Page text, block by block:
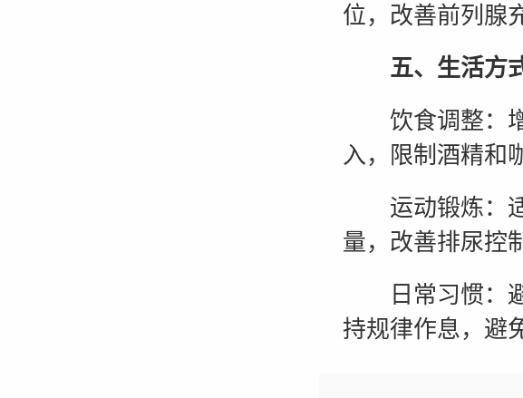
位，改善前列腺
五、生活方
饮食调整：增
入，限制酒精和
运动锻炼：适
量，改善排尿控
日常习惯：避
持规律作息，避